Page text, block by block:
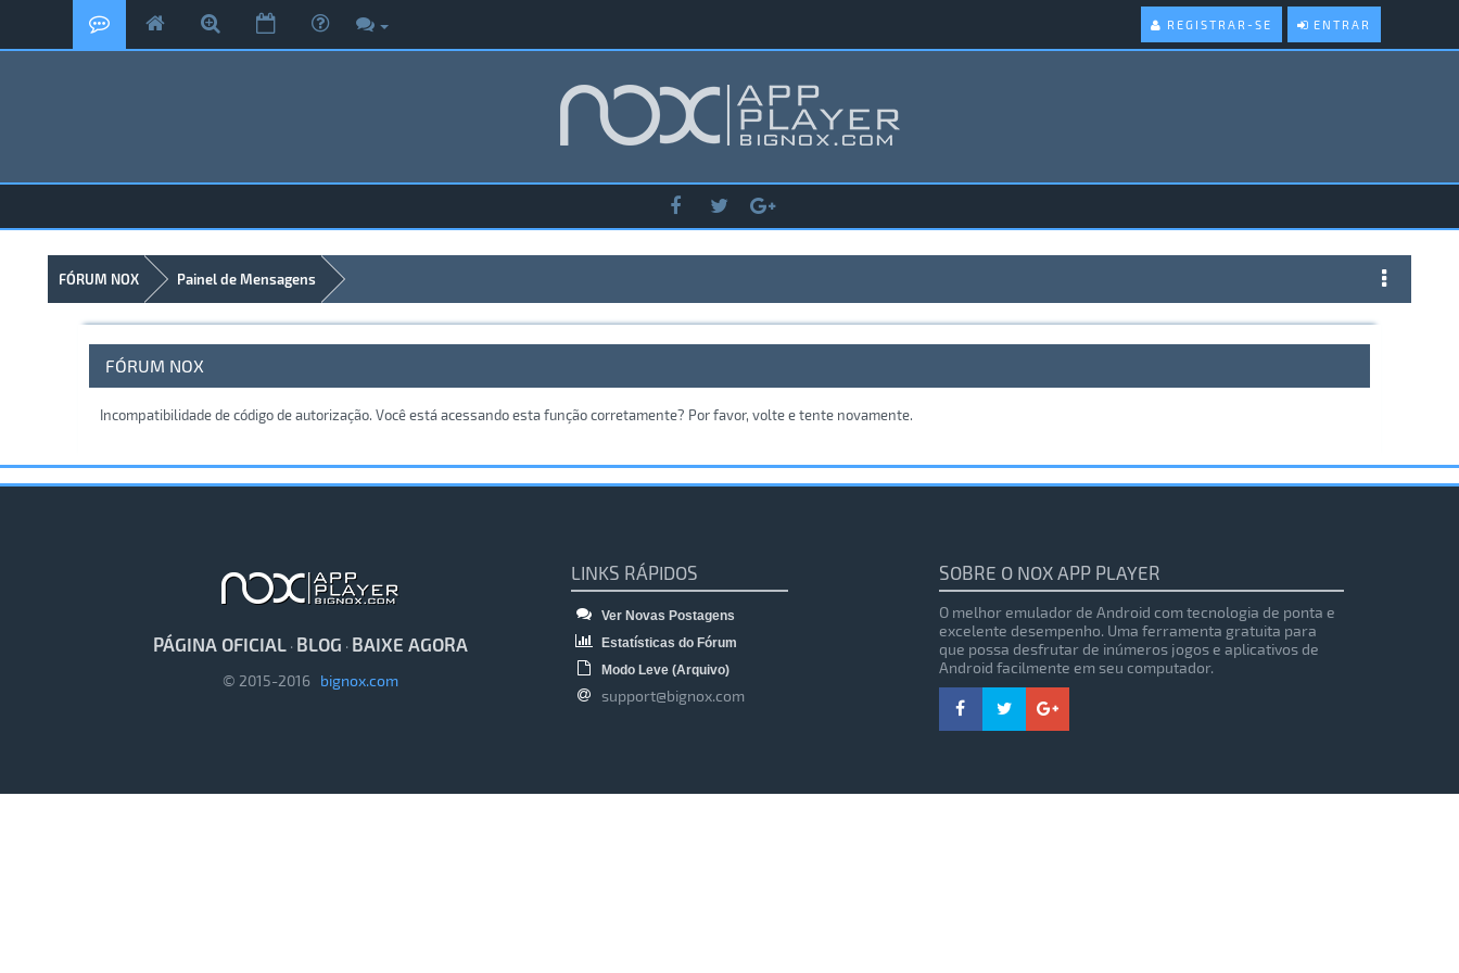
ENTRAR
REGISTRAR-SE
FÓRUM NOX Painel de Mensagens
FÓRUM NOX
Incompatibilidade de código de autorização. Você está acessando esta função corretamente? Por favor, volte e tente novamente.
PÁGINA OFICIAL · BLOG · BAIXE AGORA
© 2015-2016 bignox.com
LINKS RÁPIDOS
Ver Novas Postagens
Estatísticas do Fórum
Modo Leve (Arquivo)
support@bignox.com
SOBRE O NOX APP PLAYER
O melhor emulador de Android com tecnologia de ponta e
excelente desempenho. Uma ferramenta gratuita para
que possa desfrutar de inúmeros jogos e aplicativos de
Android facilmente em seu computador.